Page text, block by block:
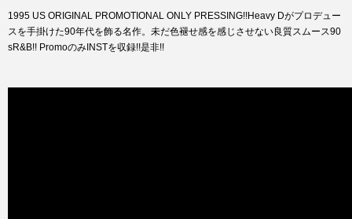
1995 US ORIGINAL PROMOTIONAL ONLY PRESSING!!Heavy Dがプロデュー
スを手掛けた90年代を飾る名作。未だ色褪せ感を感じさせない良質スムース90
sR&B!! PromoのみINSTを収録!!是非!!